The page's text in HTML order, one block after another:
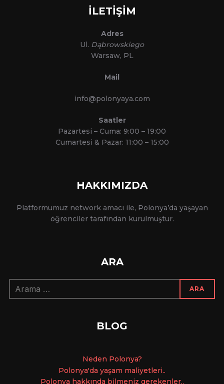
İLETİŞİM
Adres
Ul. Dąbrowskiego
Warsaw, PL
Mail
info@polonyaya.com
Saatler
Pazartesi – Cuma: 9:00 – 19:00
Cumartesi & Pazar: 11:00 – 15:00
HAKKIMIZDA
Platformumuz network amacı ile, Polonya’da yaşayan
öğrenciler tarafından kurulmuştur.
ARA
Arama:
ARA
BLOG
Neden Polonya?
Polonya'da yaşam maliyetleri..
Polonya hakkında bilmeniz gerekenler..